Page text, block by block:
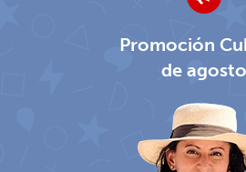
o
Promoción
de agosto